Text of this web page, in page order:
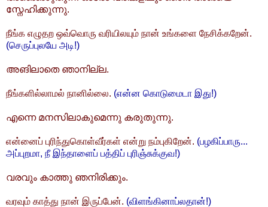
സ്നേഹിക്കുന്നു.
நீங்க எழுதற ஒவ்வொரு வரியிலயும் நான் உங்களை நேசிக்கறேன்.
(செருப்புலயே அடி!)
അങിലാതെ ഞാനില്ല.
நீங்களில்லாமல் நானில்லை. (என்ன கொடுமைடா இது!)
എന്നെ മനസിലാകുമെന്നു കരുതുന്നു.
என்னைப் புரிந்துகொள்வீர்கள் என்று நம்புகிறேன். (பழகிப்பாரு...
அப்புறமா, நீ இந்தாளைப் பத்திப் புரிஞ்சுக்குவ!)
വരവും കാത്തു ഞനിരിക്കും.
வரவும் காத்து நான் இருப்பேன். (விளங்கினாப்லதான்!)